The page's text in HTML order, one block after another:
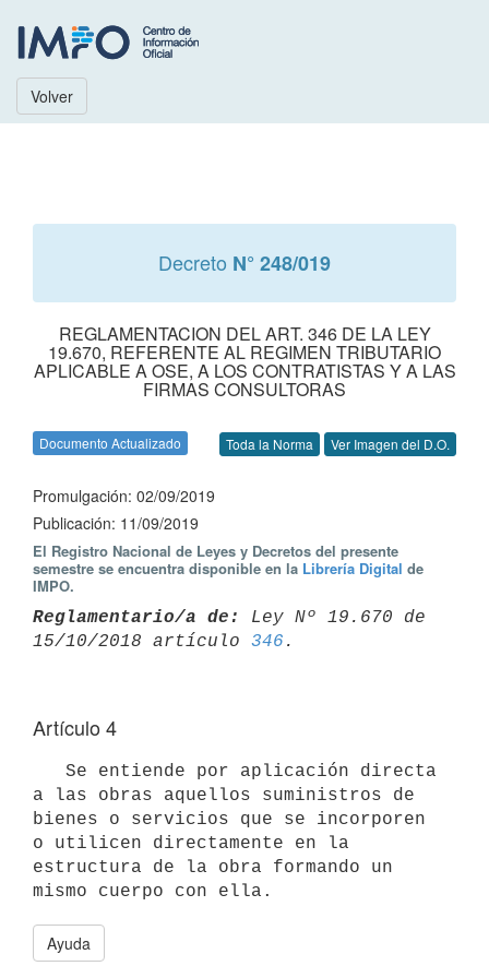
Volver
Decreto N° 248/019
REGLAMENTACION DEL ART. 346 DE LA LEY
19.670, REFERENTE AL REGIMEN TRIBUTARIO
APLICABLE A OSE, A LOS CONTRATISTAS Y A LAS
FIRMAS CONSULTORAS
Documento Actualizado Toda la Norma Ver Imagen del D.O.
Promulgación: 02/09/2019
Publicación: 11/09/2019
El Registro Nacional de Leyes y Decretos del presente
semestre se encuentra disponible en la Librería Digital de
IMPO.
Reglamentario/a de:
Ley Nº 19.670 de
15/10/2018 artículo 346
Artículo 4
a las obras aquellos suministros de
bienes o servicios que se incorporen
o utilicen directamente en la
estructura de la obra formando un
Ayuda